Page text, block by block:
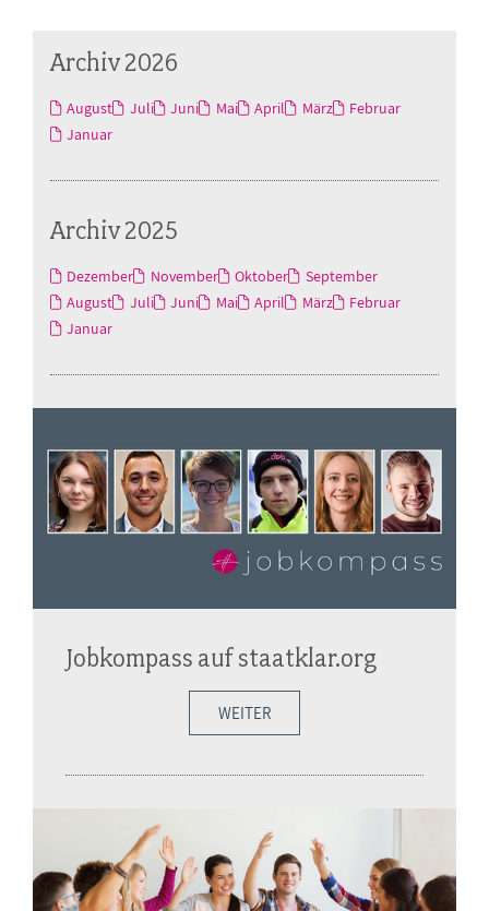
Archiv 2026
August Juli Juni Mai April März
Februar
Januar
Archiv 2025
Dezember November Oktober
September
August
Juli Juni Mai April März
Februar
Januar
Jobkompass auf staatklar.org
WEITER